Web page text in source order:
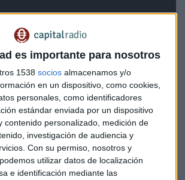
es importante para nosotros
1538 socios almacenamos y/o
en un dispositivo, como cookies,
personales, como identificadores
estándar enviada por un dispositivo
contenido personalizado, medición de
investigación de audiencia y
Con su permiso, nosotros y
utilizar datos de localización
e identificación mediante las